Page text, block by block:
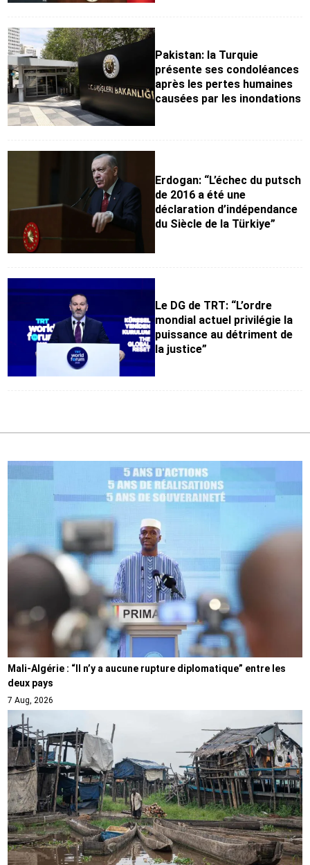
Pakistan: la Turquie
présente ses condoléances
après les pertes humaines
causées par les inondations
Erdogan: “L’échec du putsch
de 2016 a été une
déclaration d’indépendance
du Siècle de la Türkiye”
Le DG de TRT: “L’ordre
mondial actuel privilégie la
puissance au détriment de
la justice”
Mali-Algérie : “Il n’y a aucune rupture diplomatique” entre les
deux pays
7 Aug, 2026